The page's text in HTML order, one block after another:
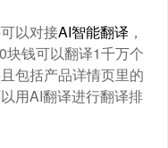
以对接AI智能翻译 ，
块钱可以翻译1千万个
包括产品详情页里的
用AI翻译进行翻译排